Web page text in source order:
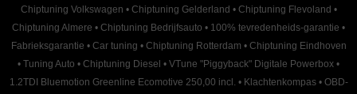
Chiptuning Volkswagen • Chiptuning Gelderland • Chiptuning Flevoland •
Chiptuning Almere • Chiptuning Bedrijfsauto • 100% tevredenheids-garantie •
Fabrieksgarantie • Car tuning • Chiptuning Rotterdam • Chiptuning Eindhoven
• Tuning Auto • Chiptuning Diesel • VTune "Piggyback" Digitale Powerbox •
1.2TDI Bluemotion Greenline Ecomotive 250,00 incl. • Klachtenkompas • OBD-